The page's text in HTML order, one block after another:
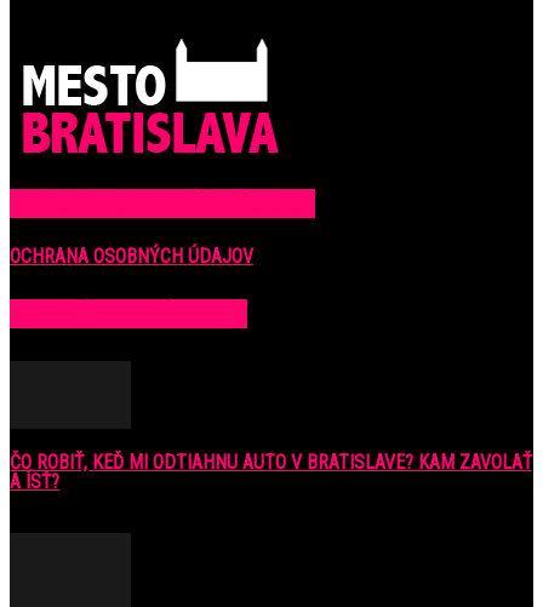
OCHRANA OSOBNÝCH ÚDAJOV
ČO ROBIŤ, KEĎ MI ODTIAHNU AUTO V BRATISLAVE? KAM ZAVOLAŤ
A ÍSŤ?